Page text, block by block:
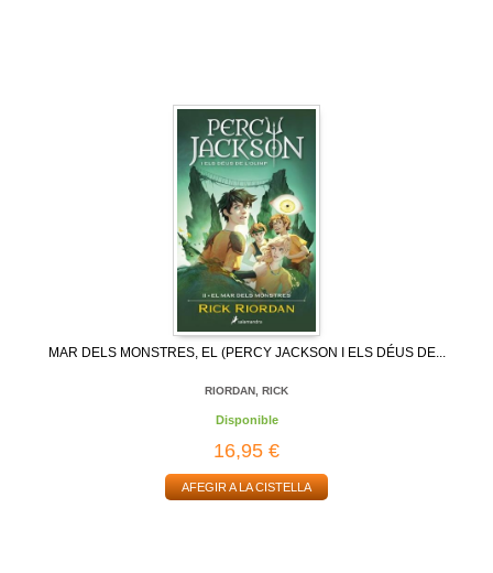
MAR DELS MONSTRES, EL (PERCY JACKSON I ELS DÉUS DE...
RIORDAN, RICK
Disponible
16,95 €
AFEGIR A LA CISTELLA